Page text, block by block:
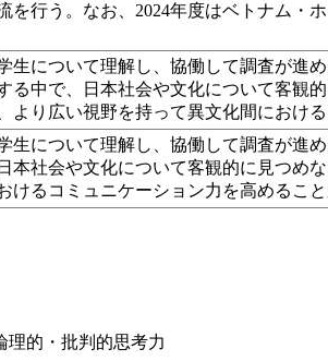
を行う。なお、2024年度はベトナム・
生について理解し、協働して調査が進
る中で、日本社会や文化について客観
より広い視野を持って異文化間におけ
生について理解し、協働して調査が進
本社会や文化について客観的に見つめ
るコミュニケーション力を高めること
理的・批判的思考力